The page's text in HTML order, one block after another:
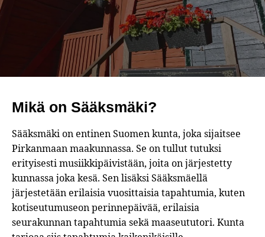
Mikä on Sääksmäki?
Sääksmäki on entinen Suomen kunta, joka sijaitsee
Pirkanmaan maakunnassa. Se on tullut tutuksi
erityisesti musiikkipäivistään, joita on järjestetty
kunnassa joka kesä. Sen lisäksi Sääksmäellä
järjestetään erilaisia vuosittaisia tapahtumia, kuten
kotiseutumuseon perinnepäivää, erilaisia
seurakunnan tapahtumia sekä maaseututori. Kunta